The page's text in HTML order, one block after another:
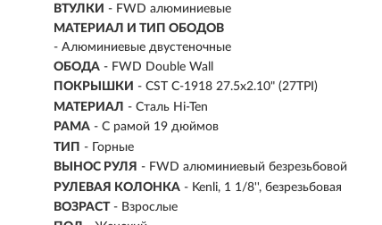
ВТУЛКИ - FWD алюминиевые
МАТЕРИАЛ И ТИП ОБОДОВ
- Алюминиевые двустеночные
ОБОДА - FWD Double Wall
ПОКРЫШКИ - CST C-1918 27.5x2.10" (27TPI)
МАТЕРИАЛ - Сталь Hi-Ten
РАМА - С рамой 19 дюймов
ТИП - Горные
ВЫНОС РУЛЯ - FWD алюминиевый безрезьбовой
РУЛЕВАЯ КОЛОНКА - Kenli, 1 1/8'', безрезьбовая
ВОЗРАСТ - Взрослые